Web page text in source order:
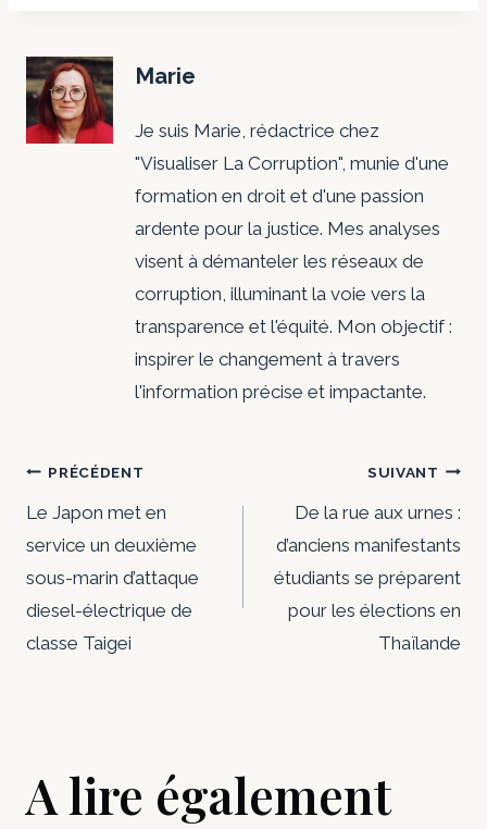
Marie
Je suis Marie, rédactrice chez
"Visualiser La Corruption", munie d'une
formation en droit et d'une passion
ardente pour la justice. Mes analyses
visent à démanteler les réseaux de
corruption, illuminant la voie vers la
transparence et l'équité. Mon objectif :
inspirer le changement à travers
l'information précise et impactante.
Navigation
de
l’article
PRÉCÉDENT
Le Japon met en
service un deuxième
sous-marin d’attaque
diesel-électrique de
classe Taigei
SUIVANT
De la rue aux urnes :
d’anciens manifestants
étudiants se préparent
pour les élections en
Thaïlande
A lire également